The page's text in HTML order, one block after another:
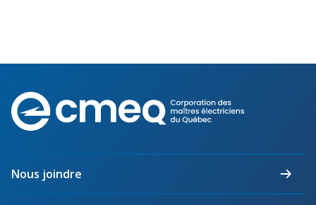
des
électriciens
Nous joindre